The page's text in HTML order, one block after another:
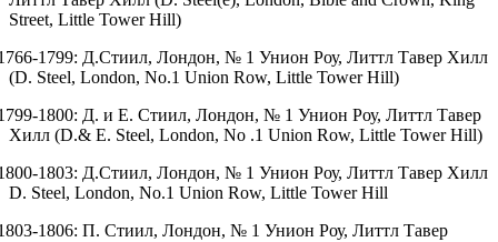
Street, Little Tower Hill)
1799: Д.Стиил, Лондон, № 1 Унион Роу, Литтл Тавер Хилл
(D. Steel, London, No.1 Union Row, Little Tower Hill)
1800: Д. и Е. Стиил, Лондон, № 1 Унион Роу, Литтл Тавер
Хилл (D.& E. Steel, London, No .1 Union Row, Little Tower Hill)
1803: Д.Стиил, Лондон, № 1 Унион Роу, Литтл Тавер Хилл
D. Steel, London, No.1 Union Row, Little Tower Hill
1806: П. Стиил, Лондон, № 1 Унион Роу, Литтл Тавер